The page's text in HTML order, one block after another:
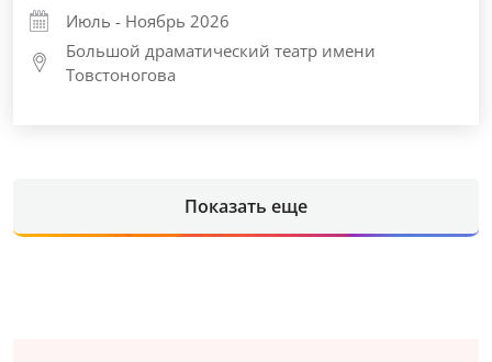
Июль - Ноябрь 2026
Большой драматический театр имени
Товстоногова
Показать еще